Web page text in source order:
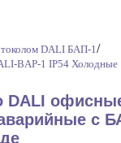
DALI БАП-1/
BAP-1 IP54 Холодные
DALI
с